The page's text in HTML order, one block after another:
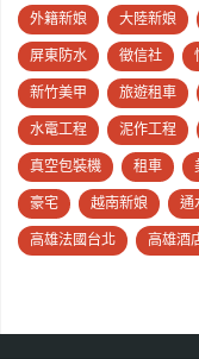
外籍新娘 大陸新娘
屏東防水 徵信社
新竹美甲 旅遊租車
水電工程 泥作工程
真空包裝機 租車
豪宅 越南新娘 通
高雄法國台北 高雄酒